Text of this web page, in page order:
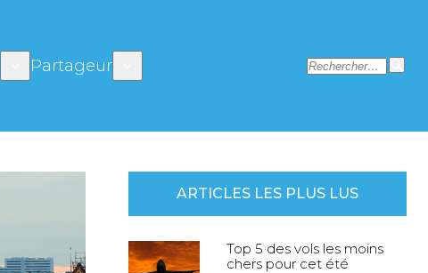
Partageur
ARTICLES LES PLUS LUS
Top 5 des vols les moins
chers pour cet été